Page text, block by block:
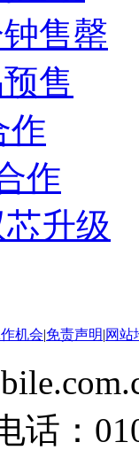
售罄
售
作
作
芯升级
机会|免责声明|网站
话：